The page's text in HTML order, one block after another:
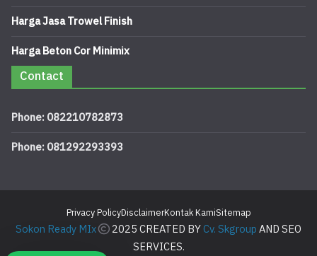
Harga Jasa Trowel Finish
Harga Beton Cor Minimix
Contact
Phone: 082210782873
Phone: 081292293393
Privacy PolicyDisclaimerKontak KamiSitemap
Sokon Ready MIx 2025 CREATED BYCv. SkgroupAND SEO
SERVICES.